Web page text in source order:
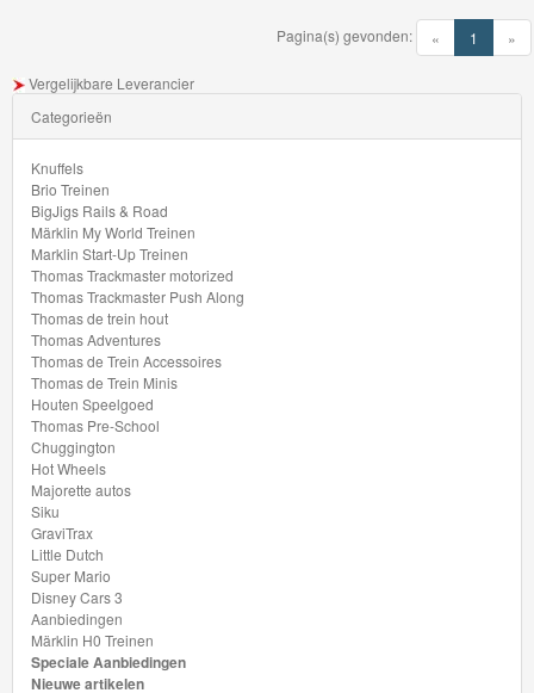
« 1 (current)
»
Pagina(s) gevonden:
Vergelijkbare Leverancier
Categorieën
Knuffels
Brio Treinen
BigJigs Rails & Road
Märklin My World Treinen
Marklin Start-Up Treinen
Thomas Trackmaster motorized
Thomas Trackmaster Push Along
Thomas de trein hout
Thomas Adventures
Thomas de Trein Accessoires
Thomas de Trein Minis
Houten Speelgoed
Thomas Pre-School
Chuggington
Hot Wheels
Majorette autos
Siku
GraviTrax
Little Dutch
Super Mario
Disney Cars 3
Aanbiedingen
Märklin H0 Treinen
Speciale Aanbiedingen
Nieuwe artikelen